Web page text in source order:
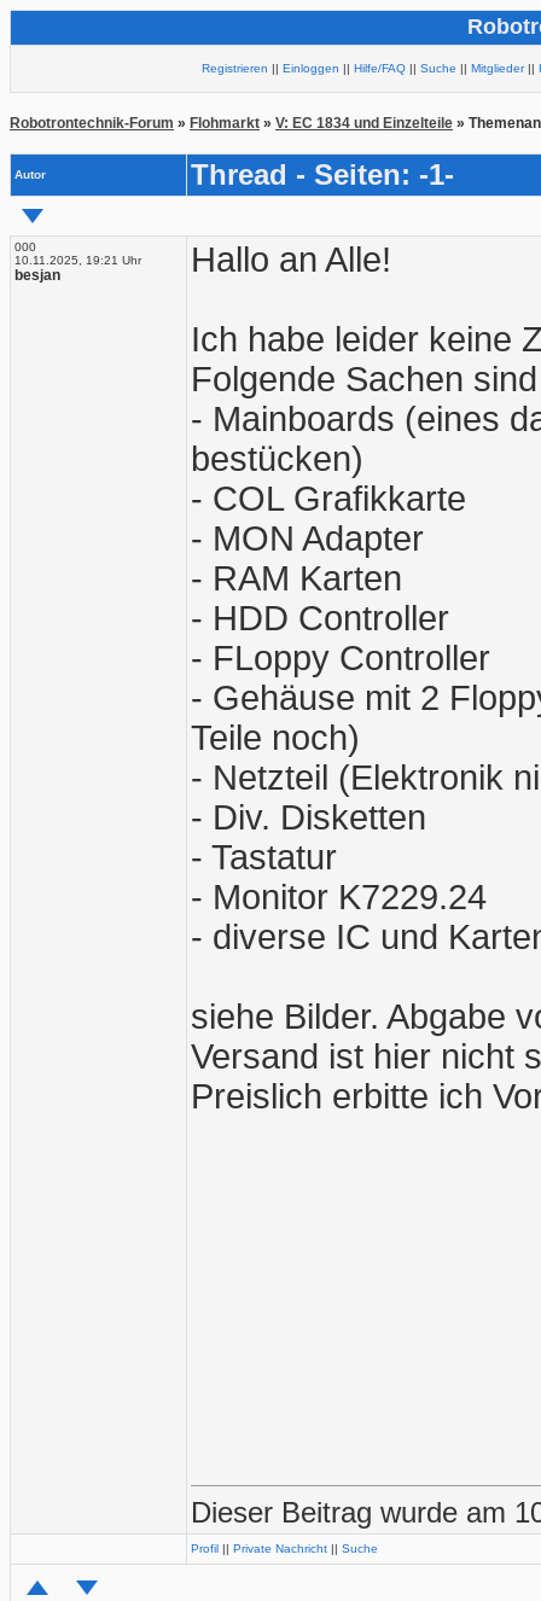
Registrieren || Einloggen || Hilfe/FAQ || Suche || Mitglieder||
Robotrontechnik-Forum » Flohmarkt » V: EC 1834 und Einzelteile »
Autor Thread - Seiten: -1-
000
10.11.2025, 19:21 Uhr
besjan Hallo an Alle!
Ich habe leider keine
Folgende Sachen
- Mainboards (eines
bestücken)
- COL Grafikkarte
- MON Adapter
- RAM Karten
- HDD Controller
- FLoppy Controller
- Gehäuse mit 2
Teile noch)
- Netzteil (Elektronik
- Div. Disketten
- Tastatur
- Monitor K7229.24
- diverse IC und
siehe Bilder. Abgabe
Versand ist hier nicht
Preislich erbitte ich
Dieser Beitrag wurde am
Profil || Private Nachricht || Suche